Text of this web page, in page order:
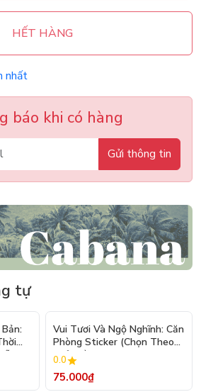
HẾT HÀNG
nhất
báo khi có hàng
Gửi thông tin
tự
- 10%
Vui Tươi Và Ngộ Nghĩnh: Căn
Phòng Sticker (Chọn Theo
Chủ Đề) - Hơn 250 Sticker
0.0
75.000₫